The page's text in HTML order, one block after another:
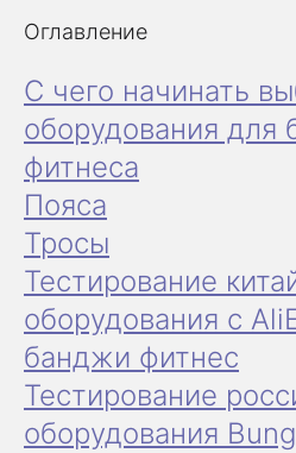
Оглавление
С чего начинать
оборудования для
фитнеса
Пояса
Тросы
Тестирование
оборудования с
банджи фитнес
Тестирование
оборудования